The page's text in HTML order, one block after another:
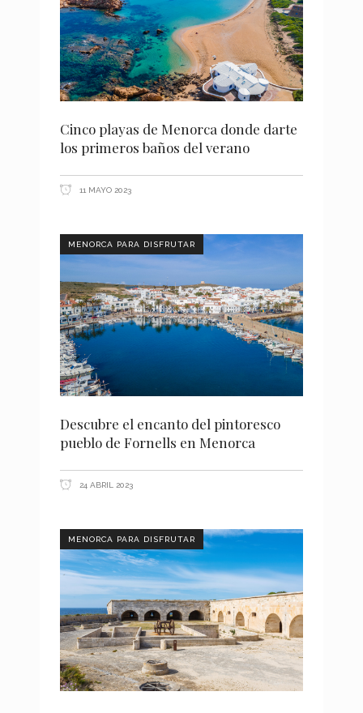
Cinco playas de Menorca donde darte
los primeros baños del verano
11 MAYO 2023
MENORCA PARA DISFRUTAR
Descubre el encanto del pintoresco
pueblo de Fornells en Menorca
24 ABRIL 2023
MENORCA PARA DISFRUTAR